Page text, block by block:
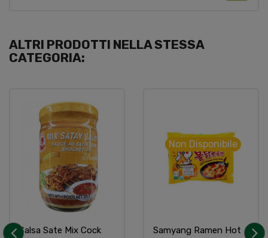
ALTRI PRODOTTI NELLA STESSA
CATEGORIA:
Salsa Sate Mix Cock
Samyang Ramen Hot
Non Disponibile